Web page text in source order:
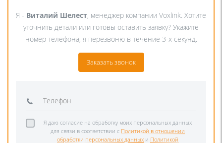
Я - Виталий Шелест, менеджер компании Voxlink. Хотите
уточнить детали или готовы оставить заявку? Укажите
номер телефона, я перезвоню в течение 3-х секунд.
Заказать звонок
Я даю согласие на обработку моих персональных данных
для связи в соответствии с Политикой в отношении
обработки персональных данных и Политикой